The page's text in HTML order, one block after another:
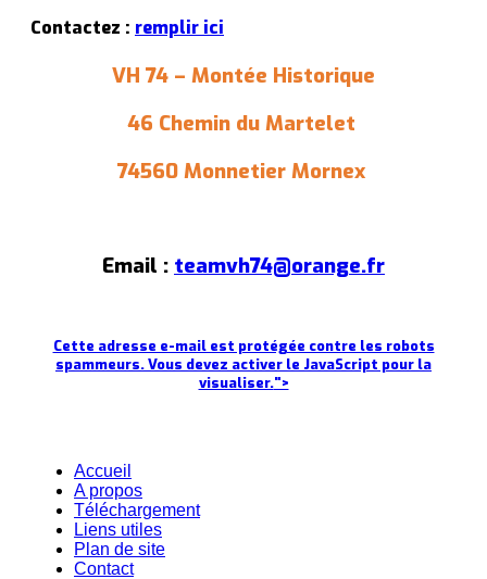
Contactez : remplir ici
VH 74 – Montée Historique
46 Chemin du Martelet
74560 Monnetier Mornex
Email : teamvh74@orange.fr
Cette adresse e-mail est protégée contre les robots
spammeurs. Vous devez activer le JavaScript pour la
visualiser.">
Accueil
A propos
Téléchargement
Liens utiles
Plan de site
Contact